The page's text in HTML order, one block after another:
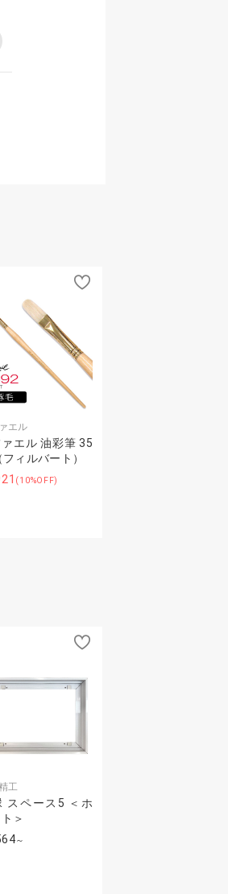
エル
ァエル 油彩筆 35
ィルバート）
(10%OFF)
工
スペース5 ＜ホ
＞
～